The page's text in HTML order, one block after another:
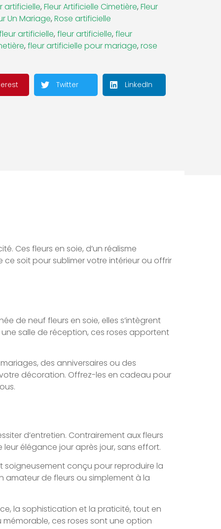
artificielle, Fleur Artificielle Cimetière, Fleur
Un Mariage, Rose artificielle
artificielle, fleur artificielle, fleur
, fleur artificielle pour mariage, rose
Twitter LinkedIn
Ces fleurs en soie, d’un réalisme
soit pour sublimer votre intérieur ou offrir
de neuf fleurs en soie, elles s’intègrent
salle de réception, ces roses apportent
des anniversaires ou des
décoration. Offrez-les en cadeau pour
d’entretien. Contrairement aux fleurs
élégance jour après jour, sans effort.
soigneusement conçu pour reproduire la
amateur de fleurs ou simplement à la
la sophistication et la praticité, tout en
ces roses sont une option